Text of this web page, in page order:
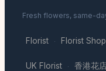
Fresh flowers, same-
Florist · Florist Shop
UK Florist · 香港花店